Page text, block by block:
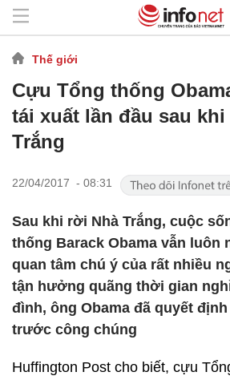
Thế giới
Cựu Tổng thống
tái xuất lần đầu sau
Trắng
22/04/2017 - 08:31
Sau khi rời Nhà Trắng, cuộc
thống Barack Obama vẫn luôn
quan tâm chú ý của rất nhiều
tận hưởng quãng thời gian
đình, ông Obama đã quyết
trước công chúng
Huffington Post cho biết, cựu